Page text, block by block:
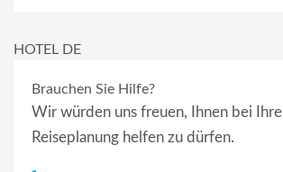
HOTEL DE
Brauchen Sie Hilfe?
Wir würden uns freuen, Ihnen bei Ihre
Reiseplanung helfen zu dürfen.